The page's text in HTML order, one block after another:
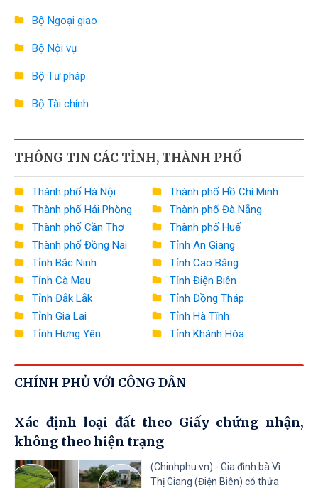
Bộ Ngoại giao
Bộ Nội vụ
Bộ Tư pháp
Bộ Tài chính
Bộ Nông nghiệp và Môi trường
Bộ Xây dựng
Bộ Văn hóa, Thể thao và Du lịch
Bộ Khoa học và Công nghệ
Bộ Giáo dục và Đào tạo
Bộ Y tế
Bộ Dân tộc và Tôn giáo
Ngân hàng Nhà nước Việt Nam
THÔNG TIN CÁC TỈNH, THÀNH PHỐ
Thành phố Hà Nội
Thành phố Hồ Chí Minh
Thành phố Hải Phòng
Thành phố Đà Nẵng
Thành phố Cần Thơ
Thành phố Huế
Thành phố Đồng Nai
Tỉnh An Giang
Tỉnh Bắc Ninh
Tỉnh Cao Bằng
Tỉnh Cà Mau
Tỉnh Điện Biên
Tỉnh Đắk Lắk
Tỉnh Đồng Tháp
Tỉnh Gia Lai
Tỉnh Hà Tĩnh
Tỉnh Hưng Yên
Tỉnh Khánh Hòa
Tỉnh Lâm Đồng
Tỉnh Lạng Sơn
Tỉnh Nghệ An
Tỉnh Ninh Bình
Tỉnh Quảng Ninh
Tỉnh Quảng Trị
Tỉnh Sơn La
Tỉnh Thái Nguyên
Tỉnh Tây Ninh
Tỉnh Vĩnh Long
CHÍNH PHỦ VỚI CÔNG DÂN
Xác định loại đất theo Giấy chứng nhận,
không theo hiện trạng
(Chinhphu.vn) - Gia đình bà Vì
Thị Giang (Điện Biên) có thửa